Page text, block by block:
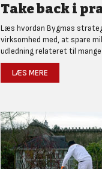
Take back i
Læs hvordan Bygmas
virksomhed med, at spare
udledning relateret til
LÆS MERE